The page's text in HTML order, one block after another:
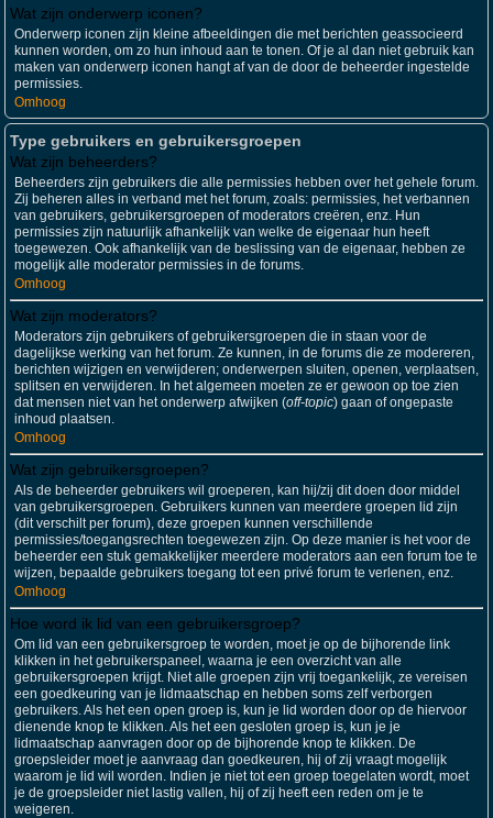
Wat zijn onderwerp iconen?
Onderwerp iconen zijn kleine afbeeldingen die met berichten geassocieerd
kunnen worden, om zo hun inhoud aan te tonen. Of je al dan niet gebruik kan
maken van onderwerp iconen hangt af van de door de beheerder ingestelde
permissies.
Omhoog
Type gebruikers en gebruikersgroepen
Wat zijn beheerders?
Beheerders zijn gebruikers die alle permissies hebben over het gehele forum.
Zij beheren alles in verband met het forum, zoals: permissies, het verbannen
van gebruikers, gebruikersgroepen of moderators creëren, enz. Hun
permissies zijn natuurlijk afhankelijk van welke de eigenaar hun heeft
toegewezen. Ook afhankelijk van de beslissing van de eigenaar, hebben ze
mogelijk alle moderator permissies in de forums.
Omhoog
Wat zijn moderators?
Moderators zijn gebruikers of gebruikersgroepen die in staan voor de
dagelijkse werking van het forum. Ze kunnen, in de forums die ze modereren,
berichten wijzigen en verwijderen; onderwerpen sluiten, openen, verplaatsen,
splitsen en verwijderen. In het algemeen moeten ze er gewoon op toe zien
dat mensen niet van het onderwerp afwijken (off-topic) gaan of ongepaste
inhoud plaatsen.
Omhoog
Wat zijn gebruikersgroepen?
Als de beheerder gebruikers wil groeperen, kan hij/zij dit doen door middel
van gebruikersgroepen. Gebruikers kunnen van meerdere groepen lid zijn
(dit verschilt per forum), deze groepen kunnen verschillende
permissies/toegangsrechten toegewezen zijn. Op deze manier is het voor de
beheerder een stuk gemakkelijker meerdere moderators aan een forum toe te
wijzen, bepaalde gebruikers toegang tot een privé forum te verlenen, enz.
Omhoog
Hoe word ik lid van een gebruikersgroep?
Om lid van een gebruikersgroep te worden, moet je op de bijhorende link
klikken in het gebruikerspaneel, waarna je een overzicht van alle
gebruikersgroepen krijgt. Niet alle groepen zijn vrij toegankelijk, ze vereisen
een goedkeuring van je lidmaatschap en hebben soms zelf verborgen
gebruikers. Als het een open groep is, kun je lid worden door op de hiervoor
dienende knop te klikken. Als het een gesloten groep is, kun je je
lidmaatschap aanvragen door op de bijhorende knop te klikken. De
groepsleider moet je aanvraag dan goedkeuren, hij of zij vraagt mogelijk
waarom je lid wil worden. Indien je niet tot een groep toegelaten wordt, moet
je de groepsleider niet lastig vallen, hij of zij heeft een reden om je te
weigeren.